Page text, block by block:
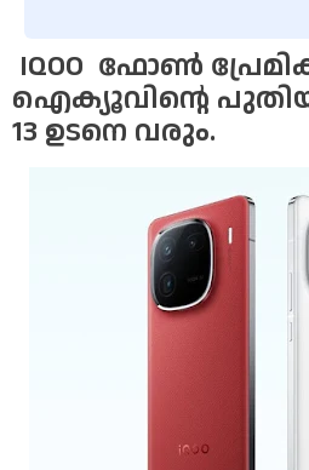
IQOO ഫോൺ
ഐക്യൂവിൻ്റെ
13 ഉടനെ വരും.